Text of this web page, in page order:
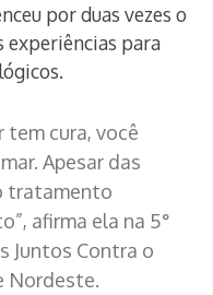
por duas vezes o
experiências para
tem cura, você
Apesar das
tratamento
afirma ela na 5°
Juntos Contra o
Nordeste.